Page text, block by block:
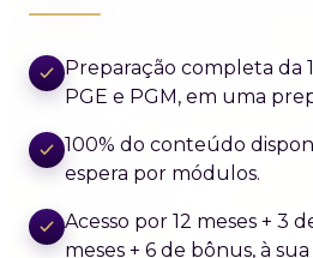
Preparação completa da
PGE e PGM, em uma
100% do conteúdo
espera por módulos.
Acesso por 12 meses + 3
meses + 6 de bônus, à